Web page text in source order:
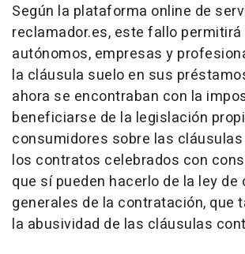
Según la plataforma online de
reclamador.es, este fallo permitirá
autónomos, empresas y
la cláusula suelo en sus
ahora se encontraban con la
beneficiarse de la legislación
consumidores sobre las
los contratos celebrados con
que sí pueden hacerlo de la ley
generales de la contratación, que
la abusividad de las cláusulas